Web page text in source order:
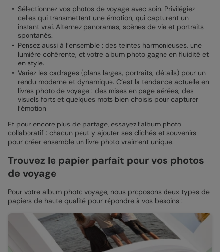
Sélectionnez vos photos de voyage avec soin. Privilégiez
celles qui transmettent une émotion, qui capturent un
instant vrai. Alternez panoramas, scènes de vie et portraits
spontanés.
Pensez aussi à l’ensemble : des teintes harmonieuses, une
lumière cohérente, et votre album photo gagne en fluidité et
en style.
Variez les cadrages (plans larges, portraits, détails) pour un
rendu moderne et dynamique. C’est la tendance actuelle en
livres photo de voyage : des mises en page aérées, des
visuels forts et quelques mots bien choisis pour capturer
l’émotion
Et pour encore plus de partage, essayez l’album photo
collaboratif : chacun peut y ajouter ses clichés et souvenirs
pour créer ensemble un livre photo vraiment unique.
Trouvez le papier parfait pour vos photos
de voyage
Pour votre album photo voyage, nous proposons deux types de
papiers de haute qualité pour répondre à vos besoins :